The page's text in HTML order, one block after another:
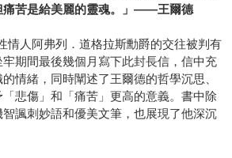
苦是給美麗的靈魂。」 ――王爾德
情人阿弗列．道格拉斯勳爵的交往被判有
期間最後幾個月寫下此封長信，信中充
情緒，同時闡述了王爾德的哲學沉思、
悲傷」和「痛苦」更高的意義。書中除
諷刺妙語和優美文筆，也展現了他深沉